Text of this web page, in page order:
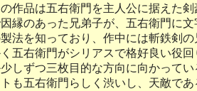
作品は五右衛門を主人公に据えた
縁のあった兄弟子が、五右衛門に
法を知っており、作中には斬鉄剣
五右衛門がシリアスで格好良い役
しずつ三枚目的な方向に向かって
も五右衛門らしく渋いし、天敵で